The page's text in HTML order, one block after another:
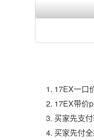
17EX一口
17EX带价
买家先支
买家先付